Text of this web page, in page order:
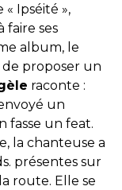
Ipséité »,
faire ses
album, le
proposer un
raconte :
un
fasse un feat.
la chanteuse a
présentes sur
route. Elle se